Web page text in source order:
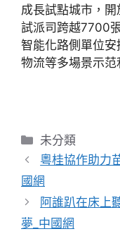
成長試點城市，
試派司跨越7700
智能化路側單位
物流等多場景示范
分
類
未分類
粵桂協作助力
國網
阿誰趴在床上
夢_中國網